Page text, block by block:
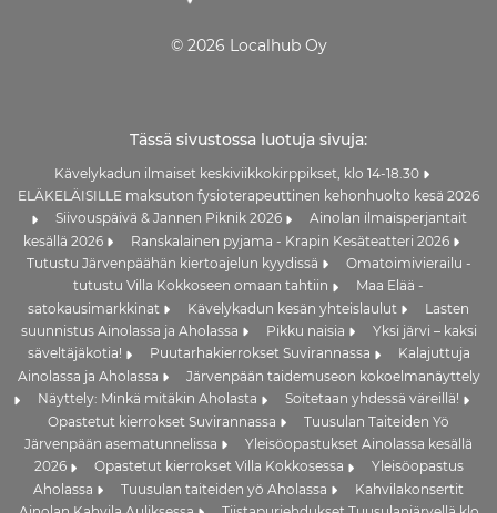
© 2026 Localhub Oy
Tässä sivustossa luotuja sivuja:
Kävelykadun ilmaiset keskiviikkokirppikset, klo 14-18.30
ELÄKELÄISILLE maksuton fysioterapeuttinen kehonhuolto kesä 2026
Siivouspäivä & Jannen Piknik 2026
Ainolan ilmaisperjantait
kesällä 2026
Ranskalainen pyjama - Krapin Kesäteatteri 2026
Tutustu Järvenpäähän kiertoajelun kyydissä
Omatoimivierailu -
tutustu Villa Kokkoseen omaan tahtiin
Maa Elää -
satokausimarkkinat
Kävelykadun kesän yhteislaulut
Lasten
suunnistus Ainolassa ja Aholassa
Pikku naisia
Yksi järvi – kaksi
säveltäjäkotia!
Puutarhakierrokset Suvirannassa
Kalajuttuja
Ainolassa ja Aholassa
Järvenpään taidemuseon kokoelmanäyttely
Näyttely: Minkä mitäkin Aholasta
Soitetaan yhdessä väreillä!
Opastetut kierrokset Suvirannassa
Tuusulan Taiteiden Yö
Järvenpään asematunnelissa
Yleisöopastukset Ainolassa kesällä
2026
Opastetut kierrokset Villa Kokkosessa
Yleisöopastus
Aholassa
Tuusulan taiteiden yö Aholassa
Kahvilakonsertit